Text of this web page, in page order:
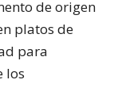
de origen
platos de
para
los